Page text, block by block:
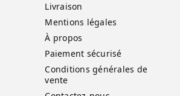
Livraison
Mentions légales
À propos
Paiement sécurisé
Conditions générales de
vente